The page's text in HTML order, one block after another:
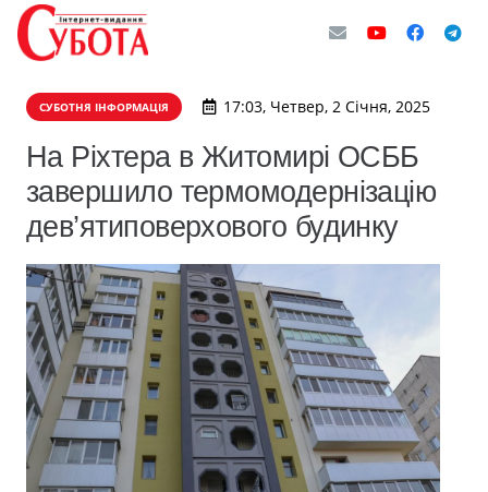
СУБОТНЯ ІНФОРМАЦІЯ 17:03, Четвер, 2 Січня, 2025
На Ріхтера в Житомирі ОСББ
завершило термомодернізацію
дев’ятиповерхового будинку